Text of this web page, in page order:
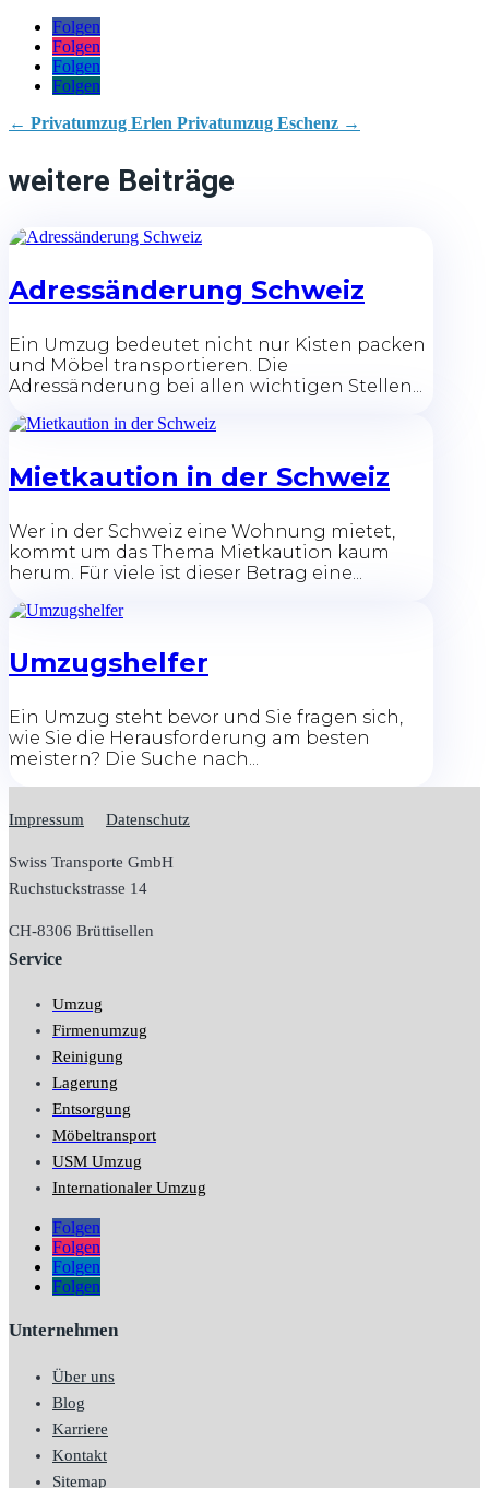
Folgen
Folgen
Folgen
Folgen
← Privatumzug Erlen Privatumzug Eschenz →
weitere Beiträge
Adressänderung Schweiz
Ein Umzug bedeutet nicht nur Kisten packen
und Möbel transportieren. Die
Adressänderung bei allen wichtigen Stellen...
Mietkaution in der Schweiz
Wer in der Schweiz eine Wohnung mietet,
kommt um das Thema Mietkaution kaum
herum. Für viele ist dieser Betrag eine...
Umzugshelfer
Ein Umzug steht bevor und Sie fragen sich,
wie Sie die Herausforderung am besten
meistern? Die Suche nach...
Impressum Datenschutz
Swiss Transporte GmbH
Ruchstuckstrasse 14
CH-8306 Brüttisellen
Service
Umzug
Firmenumzug
Reinigung
Lagerung
Entsorgung
Möbeltransport
USM Umzug
Internationaler Umzug
Folgen
Folgen
Folgen
Folgen
Unternehmen
Über uns
Blog
Karriere
Kontakt
Sitemap